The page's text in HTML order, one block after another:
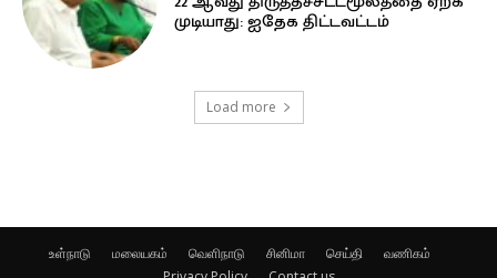
முடியாது: ஐதேக திட்டவட்டம்
Load more
உள்நாடு மலையகம் வெளிநாடு சினிமா செய்தி
வணிகம்